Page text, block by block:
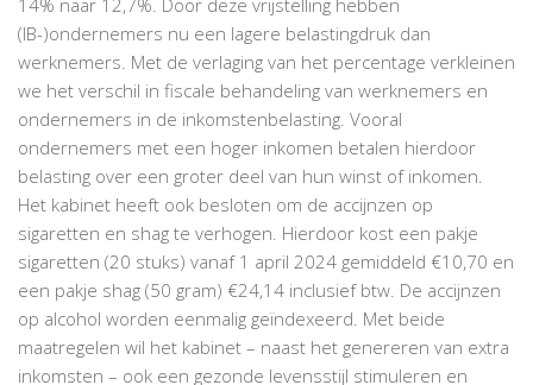
(IB-)ondernemers nu een lagere belastingdruk dan
werknemers. Met de verlaging van het percentage verkleinen
we het verschil in fiscale behandeling van werknemers en
ondernemers in de inkomstenbelasting. Vooral
ondernemers met een hoger inkomen betalen hierdoor
belasting over een groter deel van hun winst of inkomen.
Het kabinet heeft ook besloten om de accijnzen op
sigaretten en shag te verhogen. Hierdoor kost een pakje
sigaretten (20 stuks) vanaf 1 april 2024 gemiddeld €10,70 en
een pakje shag (50 gram) €24,14 inclusief btw. De accijnzen
op alcohol worden eenmalig geïndexeerd. Met beide
maatregelen wil het kabinet – naast het genereren van extra
inkomsten – ook een gezonde levensstijl stimuleren en